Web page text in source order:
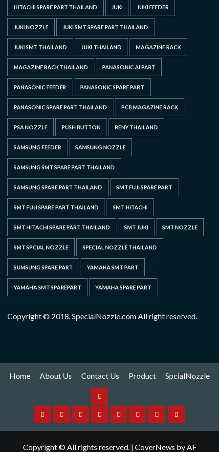
HITACHI SPARE PART THAILAND JUKI JUKI FEEDER
JUKI NOZZLE JUKI SMT SPARE PART THAILAND
JUKI SMT THAILAND JUKI THAILAND MAGAZINE RACK
MAGAZINE RACK THAILAND PANASONIC AI PART
PANASONIC FEEDER PANASONIC SPARE PART
PANASONIC SPARE PART THAILAND PCB MAGAZINE RACK
PSA NOZZLE PUSH BUTTON RENY THAILAND
SAMSUNG FEEDER SAMSUNG NOZZLE
SAMSUNG SMT SPARE PART THAILAND
SAMSUNG SPARE PART THAILAND SMT FUJI SPARE PART
SMT FUJI SPARE PART THAILAND SMT HITACHI
SMT HITACHI SPARE PART THAILAND SMT JUKI SMT NOZZLE
SMT SPCIAL NOZZLE SPECIAL NOZZLE THAILAND
SUMSUNG SPARE PART YAMAHA SMT PART
YAMAHA SMT SPAREPART YAMAHA SPARE PART
Copyright © 2018. SpecialNozzle.com All right reserved.
Home About Us Contact Us Product SpcialNozzle
HomeAboutContact
Product
SpareYamaha
I
HitachiSpcialNozzle
Copyright © All rights reserved. | CoverNews by AF